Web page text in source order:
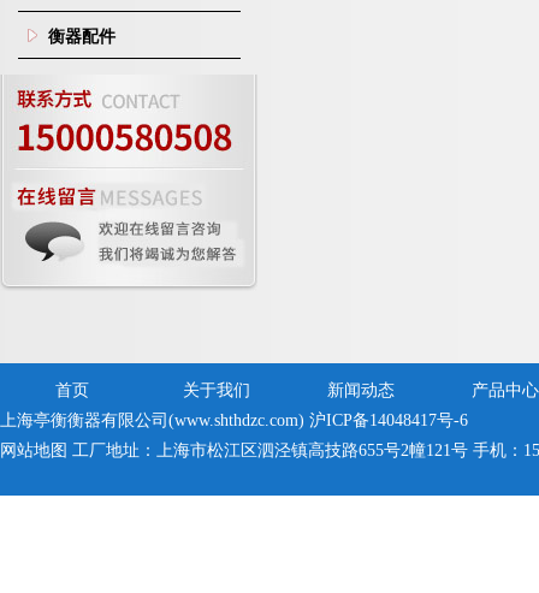
衡器配件
首页 关于我们 新闻动态
产品中心
上海亭衡衡器有限公司(www.shthdzc.com) 沪ICP备14048417号-6
网站地图 工厂地址：上海市松江区泗泾镇高技路655号2幢121号 手机：